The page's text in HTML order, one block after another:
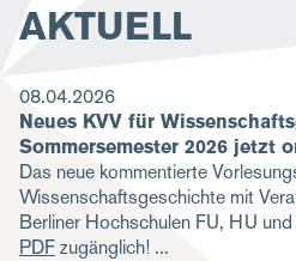
AKTUELL
08.04.2026
Neues KVV für
Sommersemester 2026 jetzt
Das neue kommentierte
Wissenschaftsgeschichte mit
Berliner Hochschulen FU, HU
PDFzugänglich!